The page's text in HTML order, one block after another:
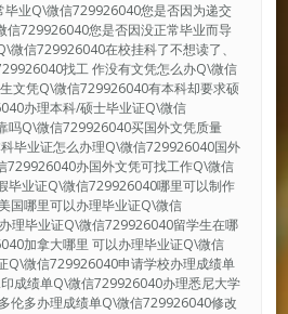
毕业Q\微信729926040您是否因为递交
信729926040您是否因没正常毕业而导
微信729926040在校挂科了不想读了、
找工 作没有文凭怎么办Q\微信
文凭Q\微信729926040有本科却要求硕
办理本科/硕士毕业证Q\微信
吗Q\微信729926040买国外文凭质量
毕业证怎么办理Q\微信729926040国外
729926040办国外文凭可找工作Q\微信
毕业证Q\微信729926040哪里可以制作
国哪里可以办理毕业证Q\微信
理毕业证Q\微信729926040留学生在哪
加拿大哪里 可以办理毕业证Q\微信
Q\微信729926040申请学校办理成绩单
成绩单Q\微信729926040办理悉尼大学
伦多办理成绩单Q\微信729926040修改